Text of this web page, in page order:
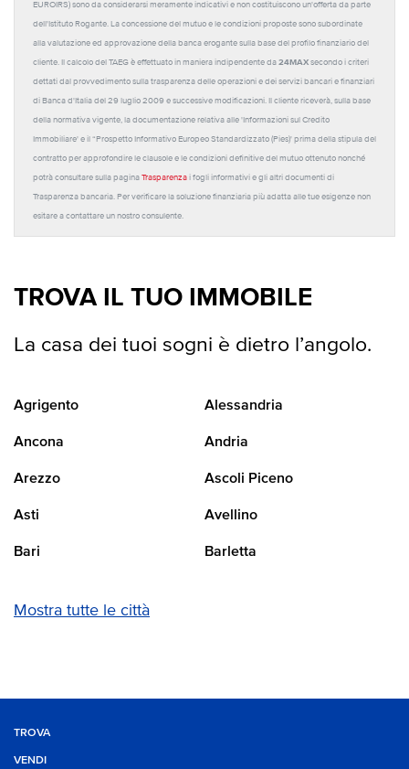
EUROIRS) sono da considerarsi meramente indicativi e non costituiscono un'offerta da parte
dell'Istituto Rogante. La concessione del mutuo e le condizioni proposte sono subordinate
alla valutazione ed approvazione della banca erogante sulla base del profilo finanziario del
cliente. Il calcolo del TAEG è effettuato in maniera indipendente da 24MAX secondo i criteri
dettati dal provvedimento sulla trasparenza delle operazioni e dei servizi bancari e finanziari
di Banca d'Italia del 29 luglio 2009 e successive modificazioni. Il cliente riceverà, sulla base
della normativa vigente, la documentazione relativa alle 'Informazioni sul Credito
Immobiliare' e il “Prospetto Informativo Europeo Standardizzato (Pies)' prima della stipula del
contratto per approfondire le clausole e le condizioni definitive del mutuo ottenuto nonché
potrà consultare sulla pagina Trasparenza i fogli informativi e gli altri documenti di
Trasparenza bancaria. Per verificare la soluzione finanziaria più adatta alle tue esigenze non
esitare a contattare un nostro consulente.
TROVA IL TUO IMMOBILE
La casa dei tuoi sogni è dietro l’angolo.
Agrigento Alessandria
Ancona Andria
Arezzo Ascoli Piceno
Asti Avellino
Bari Barletta
Mostra tutte le città
TROVA
VENDI